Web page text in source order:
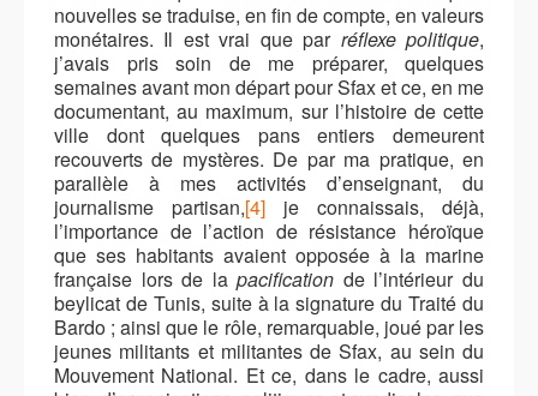
nouvelles se traduise, en fin de compte, en valeurs
monétaires. Il est vrai que par réflexe politique,
j’avais pris soin de me préparer, quelques
semaines avant mon départ pour Sfax et ce, en me
documentant, au maximum, sur l’histoire de cette
ville dont quelques pans entiers demeurent
recouverts de mystères. De par ma pratique, en
parallèle à mes activités d’enseignant, du
journalisme partisan,[4]je connaissais, déjà,
l’importance de l’action de résistance héroïque
que ses habitants avaient opposée à la marine
française lors de lapacification de l’intérieur du
beylicat de Tunis, suite à la signature du Traité du
Bardo ; ainsi que le rôle, remarquable, joué par les
jeunes militants et militantes de Sfax, au sein du
Mouvement National. Et ce, dans le cadre, aussi